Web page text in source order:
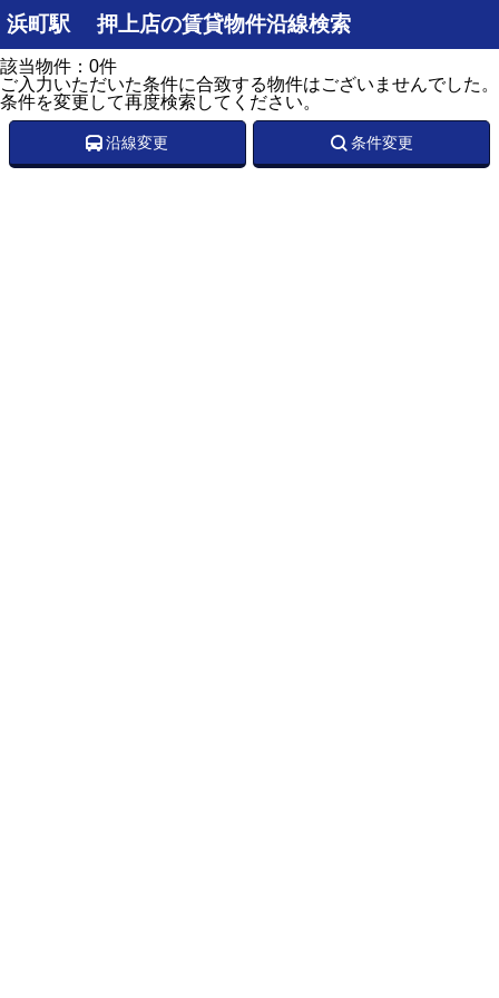
浜町駅 押上店の賃貸物件沿線検索
該当物件：0件
ご入力いただいた条件に合致する物件はございませんでした。
条件を変更して再度検索してください。
沿線変更 条件変更